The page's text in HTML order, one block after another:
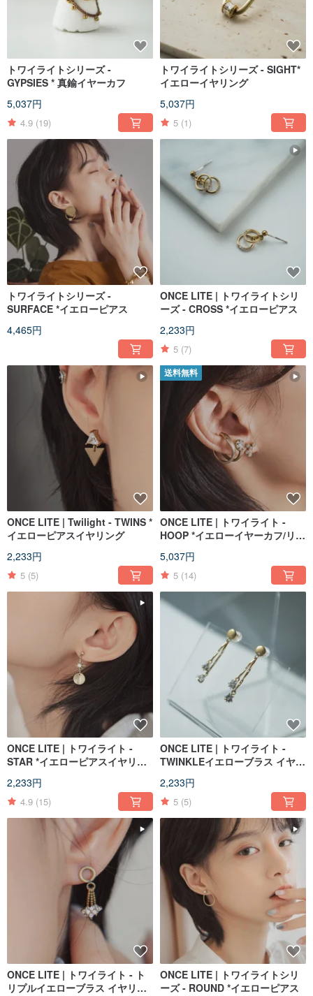
トワイライトシリーズ -
GYPSIES * 真鍮イヤーカフ
5,037円
4.9 (19)
トワイライトシリーズ - SIGHT*
イエローイヤリング
5,037円
5 (1)
トワイライトシリーズ -
SURFACE *イエローピアス
4,465円
ONCE LITE | トワイライトシリ
ーズ - CROSS *イエローピアス
2,233円
5 (7)
ONCE LITE | Twilight - TWINS *
イエローピアスイヤリング
2,233円
5 (5)
送料無料
ONCE LITE | トワイライト -
HOOP *イエローイヤーカフ/リン
5,037円
5 (14)
ONCE LITE | トワイライト -
STAR *イエローピアスイヤリン
2,233円
4.9 (15)
ONCE LITE | トワイライト -
TWINKLEイエローブラス イヤリ
2,233円
5 (5)
ONCE LITE | トワイライト - ト
リプルイエローブラス イヤリン
ONCE LITE | トワイライトシリ
ーズ - ROUND *イエローピアス